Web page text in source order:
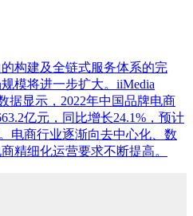
构建及全链式服务体系的完
模将进一步扩大。iiMedia
据显示，2022年中国品牌电商
亿元，同比增长24.1%，预计
电商行业逐渐向去中心化、数
精细化运营要求不断提高。